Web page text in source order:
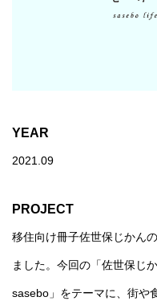
YEAR
2021.09
PROJECT
移住向け冊子佐世保じかん
ました。今回の「佐世保じ
sasebo」をテーマに、街や